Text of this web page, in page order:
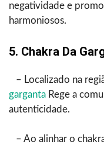
negatividade e
harmoniosos.
5. Chakra Da
– Localizado na
garganta Rege a
autenticidade.
– Ao alinhar o